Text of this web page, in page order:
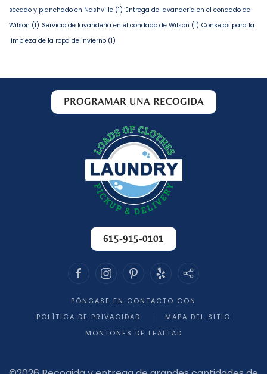
secado y planchado en Nashville (1) Entrega de lavandería en el condado de
Wilson (1) Servicio de lavandería en el condado de Wilson (1) Consejos para la
limpieza de la ropa de invierno (1)
PROGRAMAR UNA RECOGIDA
615-915-0101
PÓNGASE EN CONTACTO CON
POLÍTICA DE PRIVACIDAD
MAPA DEL SITIO
MONTONES DE LEALTAD